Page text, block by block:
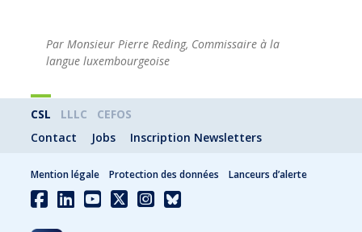
Par Monsieur Pierre Reding, Commissaire à la
langue luxembourgeoise
CSL LLLC
CEFOS
Contact
Jobs Inscription Newsletters
Mention légale Protection des données Lanceurs d’alerte